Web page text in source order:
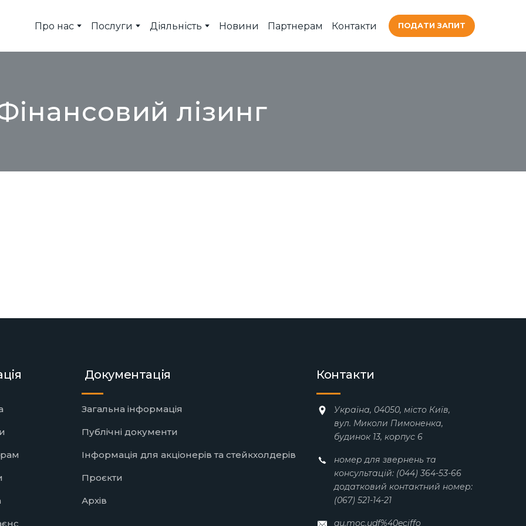
Про нас Послуги Діяльність Новини Партнерам Контакти ПОДАТИ ЗАПИТ
лізинг
Документація
Загальна інформація
Публічні документи
Інформація для акціонерів та стейкхолдерів
Проєкти
Архів
Контакти
Україна, 04050, місто Київ,
вул. Миколи Пимоненка,
будинок 13, корпус 6
номер для звернень та
консультацій: (044) 364-53-66
додатковий контактний номер:
(067) 521-14-21
au.moc.udf%40eciffo